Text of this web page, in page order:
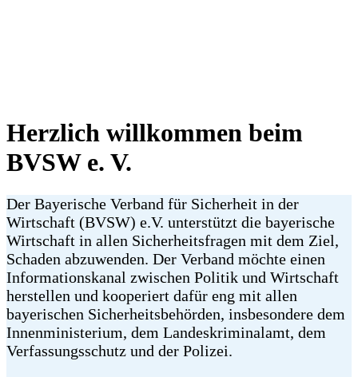
Herzlich willkommen beim
BVSW e. V.
Der Bayerische Verband für Sicherheit in der
Wirtschaft (BVSW) e.V. unterstützt die bayerische
Wirtschaft in allen Sicherheitsfragen mit dem Ziel,
Schaden abzuwenden. Der Verband möchte einen
Informationskanal zwischen Politik und Wirtschaft
herstellen und kooperiert dafür eng mit allen
bayerischen Sicherheitsbehörden, insbesondere dem
Innenministerium, dem Landeskriminalamt, dem
Verfassungsschutz und der Polizei.